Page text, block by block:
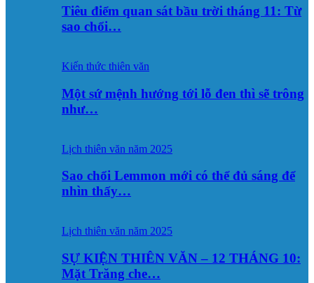
Tiêu điểm quan sát bầu trời tháng 11: Từ
sao chổi…
Kiến thức thiên văn
Một sứ mệnh hướng tới lỗ đen thì sẽ trông
như…
Lịch thiên văn năm 2025
Sao chổi Lemmon mới có thể đủ sáng để
nhìn thấy…
Lịch thiên văn năm 2025
SỰ KIỆN THIÊN VĂN – 12 THÁNG 10:
Mặt Trăng che…